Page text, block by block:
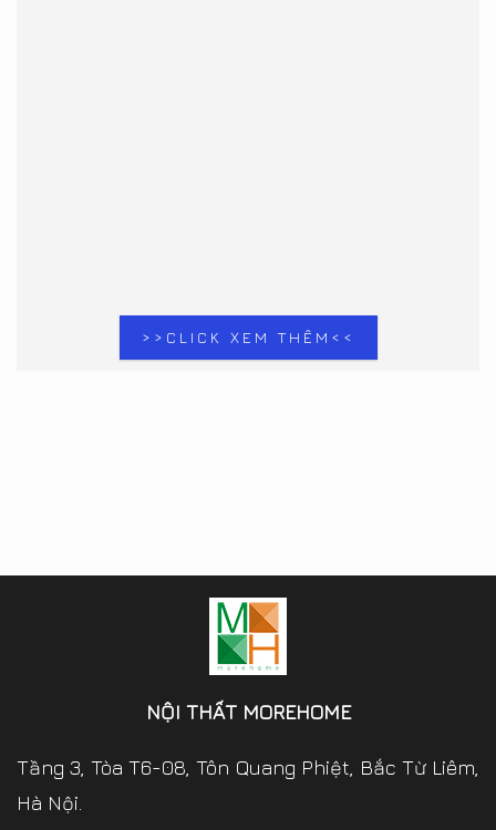
>>CLICK XEM THÊM<<
NỘI THẤT MOREHOME
Tầng 3, Tòa T6-08, Tôn Quang Phiệt, Bắc Từ Liêm,
Hà Nội.